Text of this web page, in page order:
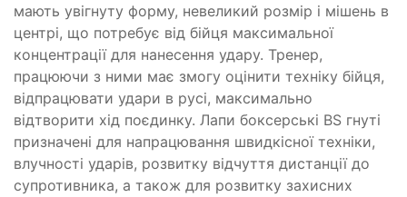
мають увігнуту форму, невеликий розмір і мішень в
центрі, що потребує від бійця максимальної
концентрації для нанесення удару. Тренер,
працюючи з ними має змогу оцінити техніку бійця,
відпрацювати удари в русі, максимально
відтворити хід поєдинку. Лапи боксерські BS гнуті
призначені для напрацювання швидкісної техніки,
влучності ударів, розвитку відчуття дистанції до
супротивника, а також для розвитку захисних